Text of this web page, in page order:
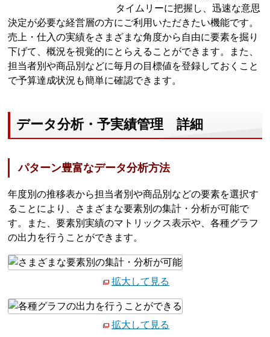
タイムリーに把握し、迅速な意思
決定が必要な経営層の方にご利用いただきたい機能です。
売上・仕入の実績をさまざまな角度から自由に要素を掘り
下げて、概況を視覚的にとらえることができます。また、
担当者別や商品別などに毎月の目標値を登録しておくこと
で予算達成状況も簡単に確認できます。
データ分析・予実績管理 詳細
パターン豊富なデータ分析方法
年度別の推移表から担当者別や商品別などの要素を選択す
ることにより、さまざまな要素別の集計・分析が可能で
す。また、要素別実績のマトリックス表示や、各種グラフ
の出力を行うことができます。
拡大して見る
拡大して見る